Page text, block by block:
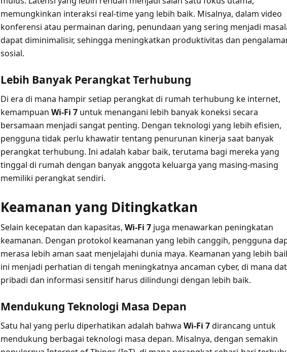
memungkinkan interaksi real-time yang lebih baik. Misalnya, dalam video
konferensi atau permainan daring, penundaan yang sering menjadi
dapat diminimalisir, sehingga meningkatkan produktivitas dan
sosial.
Lebih Banyak Perangkat Terhubung
Di era di mana hampir setiap perangkat di rumah terhubung ke internet,
kemampuan Wi-Fi 7 untuk menangani lebih banyak koneksi secara
bersamaan menjadi sangat penting. Dengan teknologi yang lebih efisien,
pengguna tidak perlu khawatir tentang penurunan kinerja saat banyak
perangkat terhubung. Ini adalah kabar baik, terutama bagi mereka yang
tinggal di rumah dengan banyak anggota keluarga yang masing-masing
memiliki perangkat sendiri.
Keamanan yang Ditingkatkan
Selain kecepatan dan kapasitas, Wi-Fi 7 juga menawarkan peningkatan
keamanan. Dengan protokol keamanan yang lebih canggih, pengguna
merasa lebih aman saat menjelajahi dunia maya. Keamanan yang lebih
ini menjadi perhatian di tengah meningkatnya ancaman cyber, di mana
pribadi dan informasi sensitif harus dilindungi dengan lebih baik.
Mendukung Teknologi Masa Depan
Satu hal yang perlu diperhatikan adalah bahwa Wi-Fi 7dirancang untuk
mendukung berbagai teknologi masa depan. Misalnya, dengan semakin